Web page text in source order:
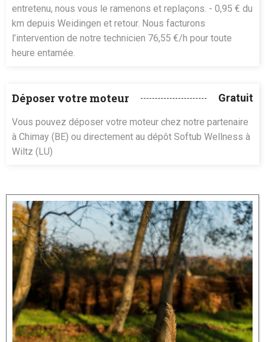
entretenu, nous vous le ramenons et replaçons. - 0,95 € du
km depuis Weidingen et retour. Nous facturons
l’intervention de notre technicien 76,55 €/h pour toute
heure entamée.
Déposer votre moteur Gratuit
Vous pouvez déposer votre moteur chez notre partenaire
à Chimay (BE) ou directement au dépôt Softub Wellness à
Wiltz (LU)